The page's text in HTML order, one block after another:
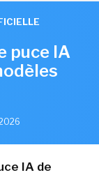
puce IA
IA de